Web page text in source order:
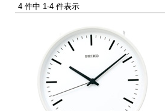
4 件中 1-4 件表示